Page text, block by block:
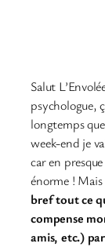
Salut
psychologue,
longtemps
week-end je
car en
énorme !
bref tout ce
compense
amis, etc.)